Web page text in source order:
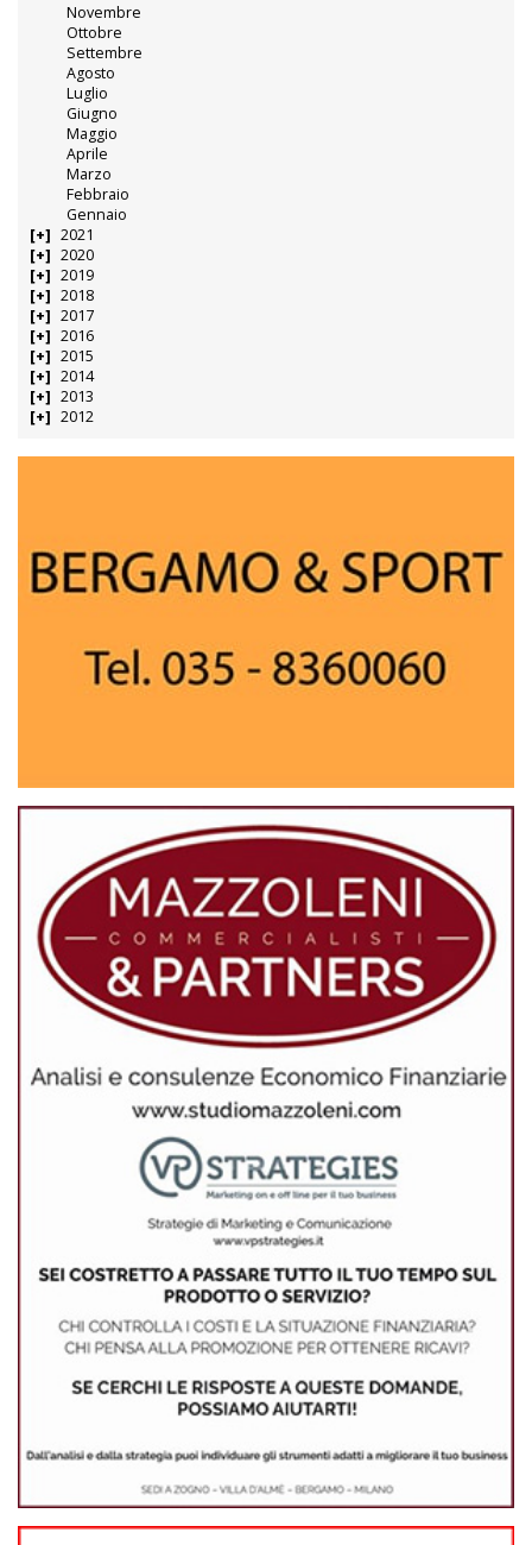
Novembre
Ottobre
Settembre
Agosto
Luglio
Giugno
Maggio
Aprile
Marzo
Febbraio
Gennaio
2021
2020
2019
2018
2017
2016
2015
2014
2013
2012